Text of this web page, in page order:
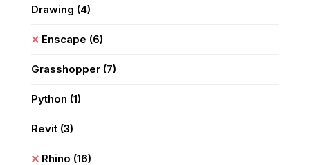
Drawing (4)
Enscape (6)
Grasshopper (7)
Python (1)
Revit (3)
Rhino (16)